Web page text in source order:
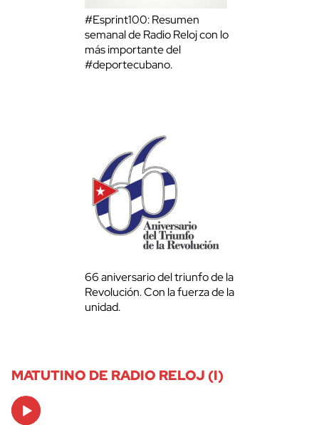
#Esprint100: Resumen
semanal de Radio Reloj con lo
más importante del
#deportecubano.
66 aniversario del triunfo de la
Revolución. Con la fuerza de la
unidad.
MATUTINO DE RADIO RELOJ (I)
Audio
Player